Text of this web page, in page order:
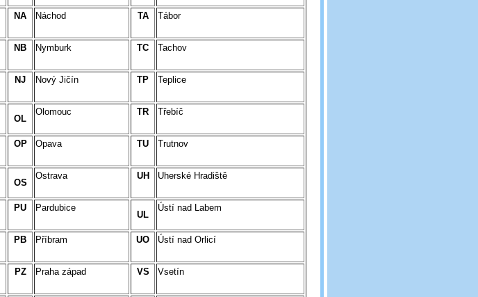
NA Náchod TA Tábor
NB Nymburk TC Tachov
NJ Nový Jičín TP Teplice
OL
Olomouc TR Třebíč
OP Opava TU Trutnov
OS
Ostrava UH Uherské Hradiště
PU Pardubice
UL
Ústí nad Labem
PB Příbram UO Ústí nad Orlicí
PZ Praha západ VS Vsetín